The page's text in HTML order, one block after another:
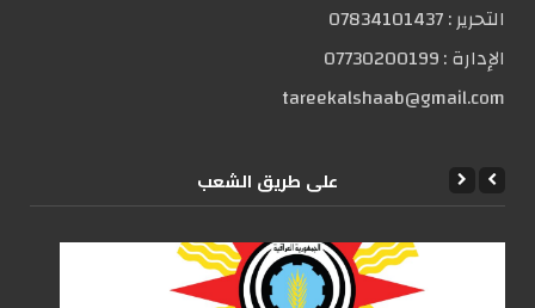
التحریر :07834101437
الإدارة :07730200199
tareekalshaab@gmail.com
علی طریق الشعب